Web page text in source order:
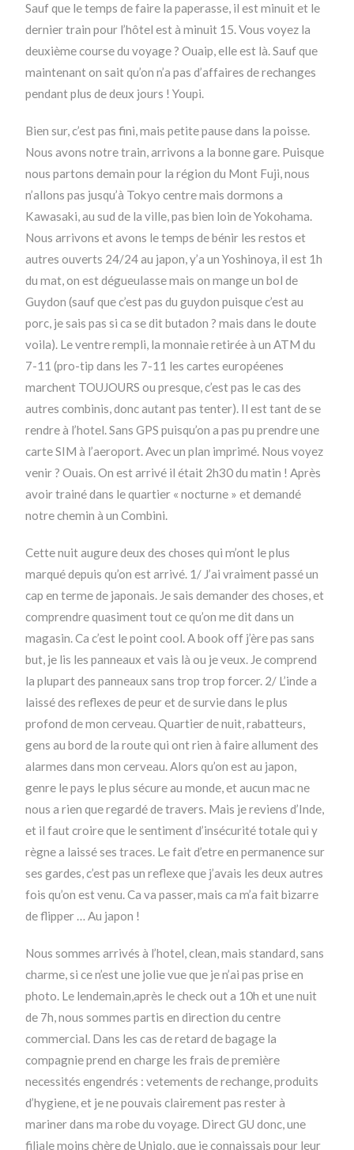
Sauf que le temps de faire la paperasse, il est minuit et le
dernier train pour l’hôtel est à minuit 15. Vous voyez la
deuxième course du voyage ? Ouaip, elle est là. Sauf que
maintenant on sait qu’on n’a pas d’affaires de rechanges
pendant plus de deux jours ! Youpi.
Bien sur, c’est pas fini, mais petite pause dans la poisse.
Nous avons notre train, arrivons a la bonne gare. Puisque
nous partons demain pour la région du Mont Fuji, nous
n’allons pas jusqu’à Tokyo centre mais dormons a
Kawasaki, au sud de la ville, pas bien loin de Yokohama.
Nous arrivons et avons le temps de bénir les restos et
autres ouverts 24/24 au japon, y’a un Yoshinoya, il est 1h
du mat, on est dégueulasse mais on mange un bol de
Guydon (sauf que c’est pas du guydon puisque c’est au
porc, je sais pas si ca se dit butadon ? mais dans le doute
voila). Le ventre rempli, la monnaie retirée à un ATM du
7-11 (pro-tip dans les 7-11 les cartes européenes
marchent TOUJOURS ou presque, c’est pas le cas des
autres combinis, donc autant pas tenter). Il est tant de se
rendre à l’hotel. Sans GPS puisqu’on a pas pu prendre une
carte SIM à l’aeroport. Avec un plan imprimé. Nous voyez
venir ? Ouais. On est arrivé il était 2h30 du matin ! Après
avoir trainé dans le quartier « nocturne » et demandé
notre chemin à un Combini.
Cette nuit augure deux des choses qui m’ont le plus
marqué depuis qu’on est arrivé. 1/ J’ai vraiment passé un
cap en terme de japonais. Je sais demander des choses, et
comprendre quasiment tout ce qu’on me dit dans un
magasin. Ca c’est le point cool. A book off j’ère pas sans
but, je lis les panneaux et vais là ou je veux. Je comprend
la plupart des panneaux sans trop trop forcer. 2/ L’inde a
laissé des reflexes de peur et de survie dans le plus
profond de mon cerveau. Quartier de nuit, rabatteurs,
gens au bord de la route qui ont rien à faire allument des
alarmes dans mon cerveau. Alors qu’on est au japon,
genre le pays le plus sécure au monde, et aucun mac ne
nous a rien que regardé de travers. Mais je reviens d’Inde,
et il faut croire que le sentiment d’insécurité totale qui y
règne a laissé ses traces. Le fait d’etre en permanence sur
ses gardes, c’est pas un reflexe que j’avais les deux autres
fois qu’on est venu. Ca va passer, mais ca m’a fait bizarre
de flipper … Au japon !
Nous sommes arrivés à l’hotel, clean, mais standard, sans
charme, si ce n’est une jolie vue que je n’ai pas prise en
photo. Le lendemain,après le check out a 10h et une nuit
de 7h, nous sommes partis en direction du centre
commercial. Dans les cas de retard de bagage la
compagnie prend en charge les frais de première
necessités engendrés : vetements de rechange, produits
d’hygiene, et je ne pouvais clairement pas rester à
mariner dans ma robe du voyage. Direct GU donc, une
filiale moins chère de Uniqlo, que je connaissais pour leur